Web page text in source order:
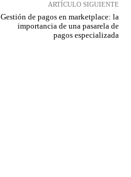
ARTÍCULO SIGUIENTE
Gestión de pagos en marketplace: la
importancia de una pasarela de
pagos especializada